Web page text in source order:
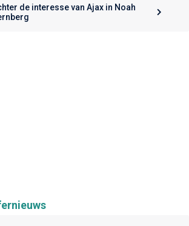
de interesse van Ajax in Noah